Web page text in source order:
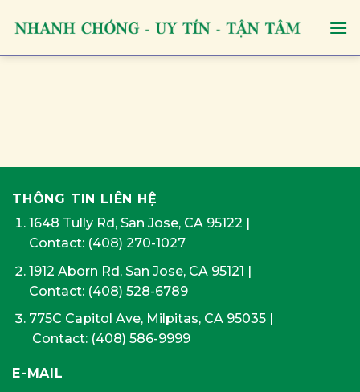
THÔNG TIN LIÊN HỆ
1648 Tully Rd, San Jose, CA 95122 |
Contact: (408) 270-1027
1912 Aborn Rd, San Jose, CA 95121 |
Contact: (408) 528-6789
775C Capitol Ave, Milpitas, CA 95035|
Contact: (408) 586-9999
E-MAIL